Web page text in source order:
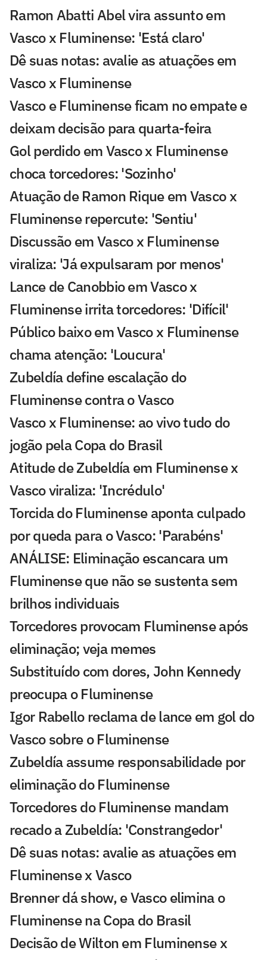
Ramon Abatti Abel vira assunto em
Vasco x Fluminense: 'Está claro'
Dê suas notas: avalie as atuações em
Vasco x Fluminense
Vasco e Fluminense ficam no empate e
deixam decisão para quarta-feira
Gol perdido em Vasco x Fluminense
choca torcedores: 'Sozinho'
Atuação de Ramon Rique em Vasco x
Fluminense repercute: 'Sentiu'
Discussão em Vasco x Fluminense
viraliza: 'Já expulsaram por menos'
Lance de Canobbio em Vasco x
Fluminense irrita torcedores: 'Difícil'
Público baixo em Vasco x Fluminense
chama atenção: 'Loucura'
Zubeldía define escalação do
Fluminense contra o Vasco
Vasco x Fluminense: ao vivo tudo do
jogão pela Copa do Brasil
Atitude de Zubeldía em Fluminense x
Vasco viraliza: 'Incrédulo'
Torcida do Fluminense aponta culpado
por queda para o Vasco: 'Parabéns'
ANÁLISE: Eliminação escancara um
Fluminense que não se sustenta sem
brilhos individuais
Torcedores provocam Fluminense após
eliminação; veja memes
Substituído com dores, John Kennedy
preocupa o Fluminense
Igor Rabello reclama de lance em gol do
Vasco sobre o Fluminense
Zubeldía assume responsabilidade por
eliminação do Fluminense
Torcedores do Fluminense mandam
recado a Zubeldía: 'Constrangedor'
Dê suas notas: avalie as atuações em
Fluminense x Vasco
Brenner dá show, e Vasco elimina o
Fluminense na Copa do Brasil
Decisão de Wilton em Fluminense x